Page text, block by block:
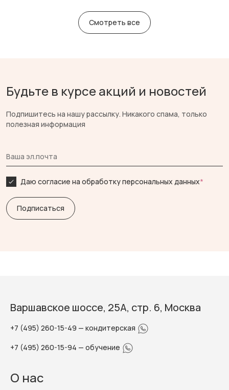
Смотреть все
Будьте в курсе акций и новостей
Подпишитесь на нашу рассылку. Никакого спама, только
полезная информация
Даю согласие на обработку персональных данных*
Варшавское шоссе, 25А, стр. 6, Москва
+7 (495) 260-15-49 — кондитерская
+7 (495) 260-15-94 — обучение
О нас